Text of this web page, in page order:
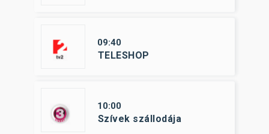
09:40
TELESHOP
10:00
Szívek szállodája